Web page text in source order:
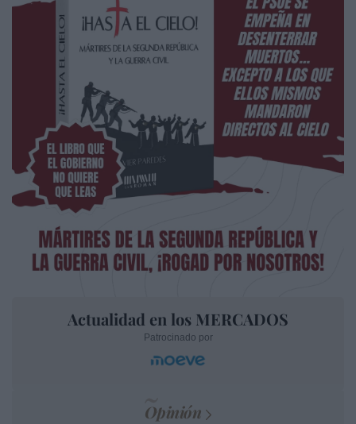
Actualidad en los MERCADOS
Patrocinado por
Opinión